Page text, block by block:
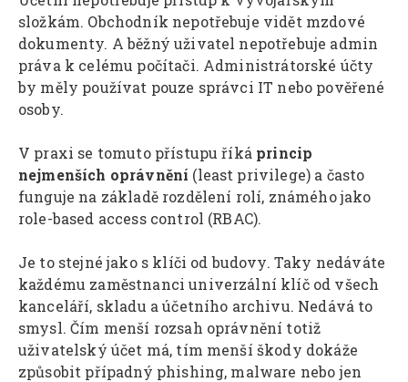
složkám. Obchodník nepotřebuje vidět mzdové
dokumenty. A běžný uživatel nepotřebuje admin
práva k celému počítači. Administrátorské účty
by měly používat pouze správci IT nebo pověřené
osoby.
V praxi se tomuto přístupu říká princip
nejmenších oprávnění (least privilege) a často
funguje na základě rozdělení rolí, známého jako
role-based access control (RBAC).
Je to stejné jako s klíči od budovy. Taky nedáváte
každému zaměstnanci univerzální klíč od všech
kanceláří, skladu a účetního archivu. Nedává to
smysl. Čím menší rozsah oprávnění totiž
uživatelský účet má, tím menší škody dokáže
způsobit případný phishing, malware nebo jen